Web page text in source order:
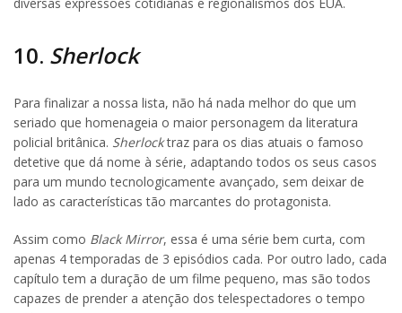
10. Sherlock
Para finalizar a nossa lista, não há nada melhor do que um
seriado que homenageia o maior personagem da literatura
policial britânica. Sherlocktraz para os dias atuais o famoso
detetive que dá nome à série, adaptando todos os seus casos
para um mundo tecnologicamente avançado, sem deixar de
lado as características tão marcantes do protagonista.
Assim como Black Mirror, essa é uma série bem curta, com
apenas 4 temporadas de 3 episódios cada. Por outro lado, cada
capítulo tem a duração de um filme pequeno, mas são todos
capazes de prender a atenção dos telespectadores o tempo